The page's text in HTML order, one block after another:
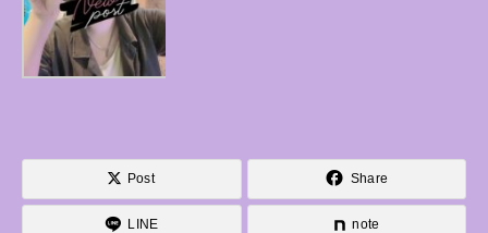
Post Share
LINE note